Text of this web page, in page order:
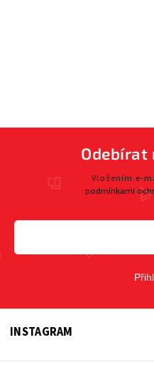
Vložením e-
podmínkami
INSTAGRAM